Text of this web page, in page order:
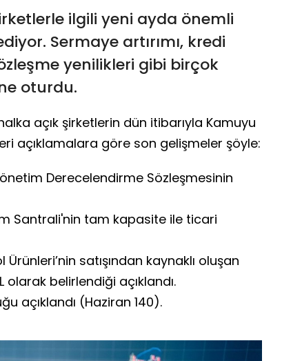
ilgili yeni ayda önemli
Sermaye artırımı, kredi
yenilikleri gibi birçok
oturdu.
açık şirketlerin dün itibarıyla Kamuyu
açıklamalara göre son gelişmeler şöyle:
Derecelendirme Sözleşmesinin
Santrali'nin tam kapasite ile ticari
satışından kaynaklı oluşan
olarak belirlendiği açıklandı.
açıklandı (Haziran 140).